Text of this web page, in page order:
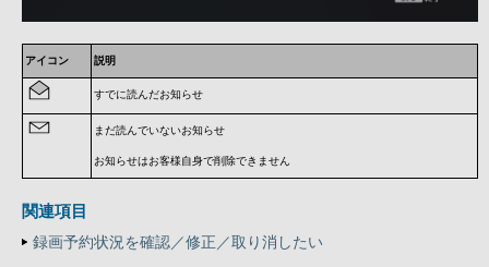
アイコン 説明
すでに読んだお知らせ
まだ読んでいないお知らせ
お知らせはお客様自身で削除できません
関連項目
録画予約状況を確認／修正／取り消したい